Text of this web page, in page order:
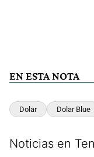
EN ESTA NOTA
Dolar Dolar Blue
Noticias en